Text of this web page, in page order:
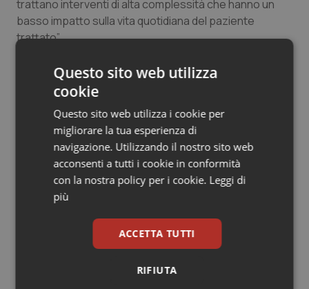
Salute orale & impianti
Tiroide
Tumore al seno
Tumore ovarico
Tumori del Polmone & Testa Collo
Tumori gastrointestinali
Ulcera & Reflusso
trattano interventi di alta complessità che hanno un
basso impatto sulla vita quotidiana del paziente
trattato”.
23 Novembre 2018
© Riproduzione riservata
Potrebbe interessarti in
Questo sito web utilizza
cookie
Questo sito web utilizza i cookie per
migliorare la tua esperienza di
navigazione. Utilizzando il nostro sito web
acconsenti a tutti i cookie in conformità
con la nostra policy per i cookie. Leggi di
più
ACCETTA TUTTI
RIFIUTA